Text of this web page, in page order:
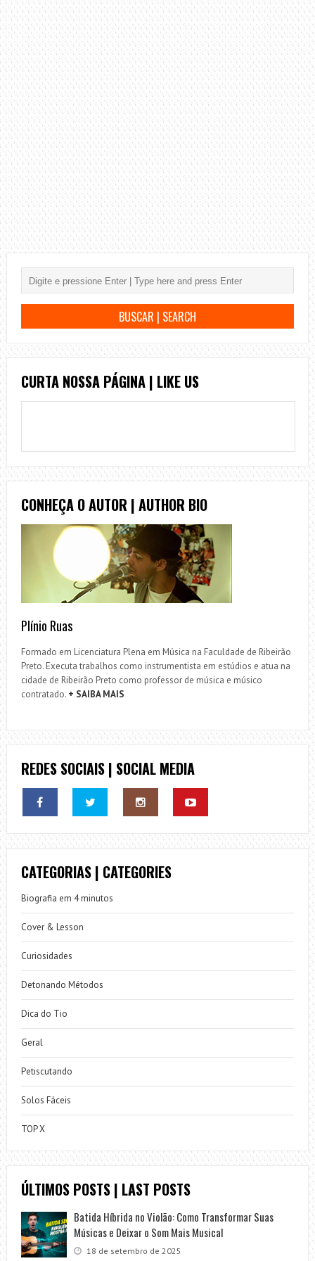
COMPLETA
CURTA NOSSA PÁGINA | LIKE US
CONHEÇA O AUTOR | AUTHOR BIO
Plínio Ruas
Formado em Licenciatura Plena em Música na Faculdade de Ribeirão
Preto. Executa trabalhos como instrumentista em estúdios e atua na
cidade de Ribeirão Preto como professor de música e músico
contratado. + SAIBA MAIS
REDES SOCIAIS | SOCIAL MEDIA
CATEGORIAS | CATEGORIES
Biografia em 4 minutos
Cover & Lesson
Curiosidades
Detonando Métodos
Dica do Tio
Geral
Petiscutando
Solos Fáceis
TOP X
ÚLTIMOS POSTS | LAST POSTS
Batida Híbrida no Violão: Como Transformar Suas
Músicas e Deixar o Som Mais Musical
18 de setembro de 2025